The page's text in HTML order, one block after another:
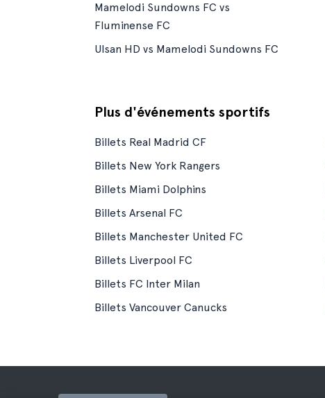
Mamelodi Sundowns FC vs
Fluminense FC
Ulsan HD vs Mamelodi Sundowns FC
Plus d'événements sportifs
Billets Real Madrid CF
Billets New York Rangers
Billets Miami Dolphins
Billets Arsenal FC
Billets Manchester United FC
Billets Liverpool FC
Billets FC Inter Milan
Billets Vancouver Canucks